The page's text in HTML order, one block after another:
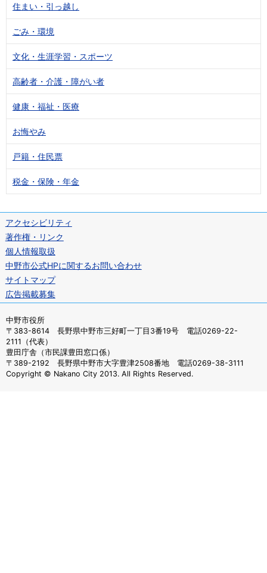
住まい・引っ越し
ごみ・環境
文化・生涯学習・スポーツ
高齢者・介護・障がい者
健康・福祉・医療
お悔やみ
戸籍・住民票
税金・保険・年金
アクセシビリティ
著作権・リンク
個人情報取扱
中野市公式HPに関するお問い合わせ
サイトマップ
広告掲載募集
中野市役所
〒383-8614 長野県中野市三好町一丁目3番19号 電話0269-22-
2111（代表）
豊田庁舎（市民課豊田窓口係）
〒389-2192 長野県中野市大字豊津2508番地 電話0269-38-3111
Copyright © Nakano City 2013. All Rights Reserved.